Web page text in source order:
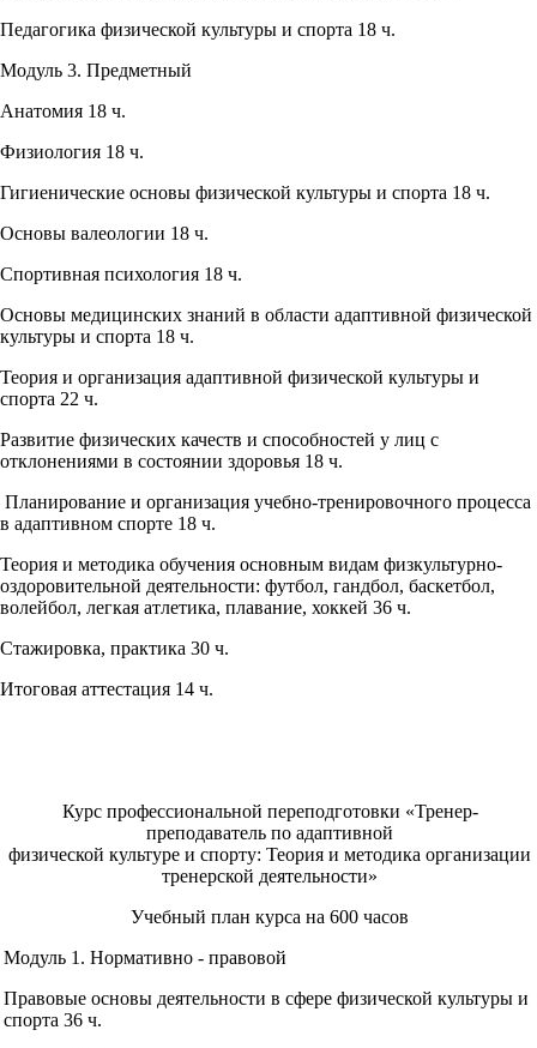
Педагогика физической культуры и спорта 18 ч.
Модуль 3. Предметный
Анатомия 18 ч.
Физиология 18 ч.
Гигиенические основы физической культуры и спорта 18 ч.
Основы валеологии 18 ч.
Спортивная психология 18 ч.
Основы медицинских знаний в области адаптивной физической
культуры и спорта 18 ч.
Теория и организация адаптивной физической культуры и
спорта 22 ч.
Развитие физических качеств и способностей у лиц с
отклонениями в состоянии здоровья 18 ч.
Планирование и организация учебно-тренировочного процесса
в адаптивном спорте 18 ч.
Теория и методика обучения основным видам физкультурно-
оздоровительной деятельности: футбол, гандбол, баскетбол,
волейбол, легкая атлетика, плавание, хоккей 36 ч.
Стажировка, практика 30 ч.
Итоговая аттестация 14 ч.
Курс профессиональной переподготовки «Тренер-
преподаватель по адаптивной
физической культуре и спорту: Теория и методика организации
тренерской деятельности»
Учебный план курса на 600 часов
Модуль 1. Нормативно - правовой
Правовые основы деятельности в сфере физической культуры и
спорта 36 ч.